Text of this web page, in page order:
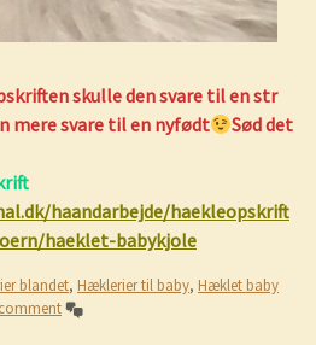
skulle den svare til en str
mere svare til en nyfødt
Sød det
haandarbejde/haekleopskrift
haeklet-babykjole
blandet, Hæklerier til baby, Hæklet baby